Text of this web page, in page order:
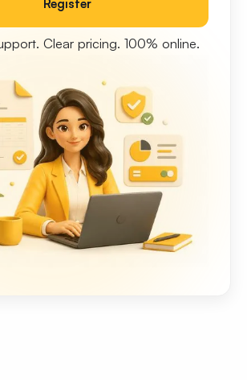
Register
Clear pricing. 100% online.